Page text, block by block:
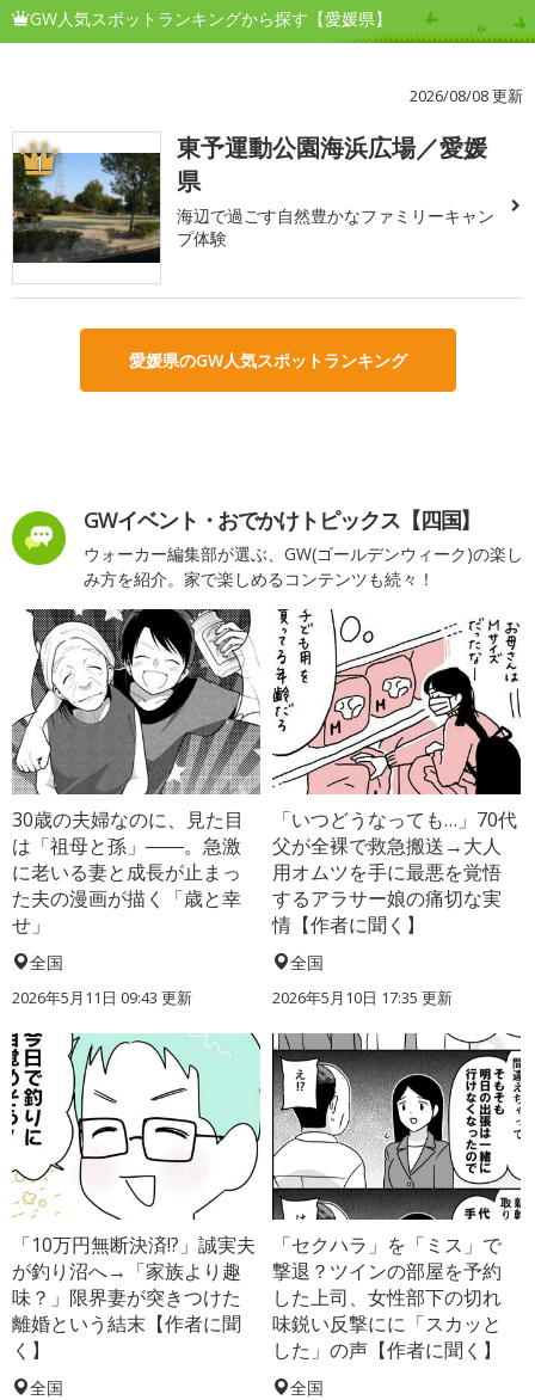
GW人気スポットランキングから探す【愛媛県】
2026/08/08 更新
1
東予運動公園海浜広場／愛媛
県
海辺で過ごす自然豊かなファミリーキャン
プ体験
愛媛県のGW人気スポットランキング
GWイベント・おでかけトピックス【四国】
ウォーカー編集部が選ぶ、GW(ゴールデンウィーク)の楽し
み方を紹介。家で楽しめるコンテンツも続々！
30歳の夫婦なのに、見た目
は「祖母と孫」――。急激
に老いる妻と成長が止まっ
た夫の漫画が描く「歳と幸
せ」
全国
2026年5月11日 09:43 更新
「いつどうなっても…」70代
父が全裸で救急搬送→大人
用オムツを手に最悪を覚悟
するアラサー娘の痛切な実
情【作者に聞く】
全国
2026年5月10日 17:35 更新
「10万円無断決済!?」誠実夫
が釣り沼へ→「家族より趣
味？」限界妻が突きつけた
離婚という結末【作者に聞
く】
全国
「セクハラ」を「ミス」で
撃退？ツインの部屋を予約
した上司、女性部下の切れ
味鋭い反撃にに「スカッと
した」の声【作者に聞く】
全国